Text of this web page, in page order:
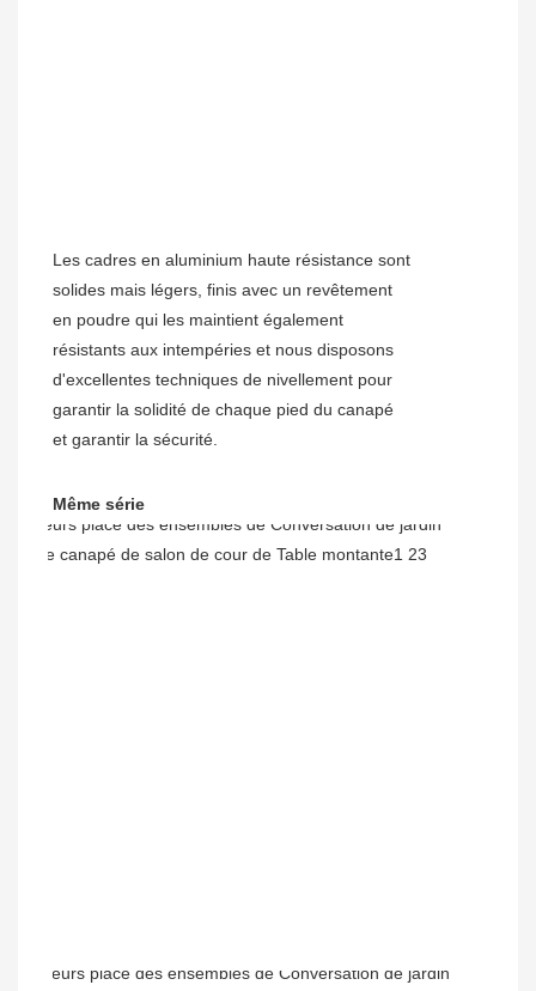
Les cadres en aluminium haute résistance sont
solides mais légers, finis avec un revêtement
en poudre qui les maintient également
résistants aux intempéries et nous disposons
d'excellentes techniques de nivellement pour
garantir la solidité de chaque pied du canapé
et garantir la sécurité.